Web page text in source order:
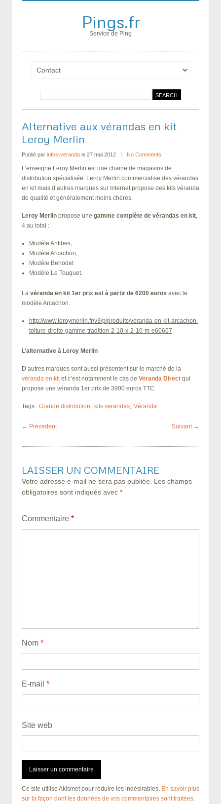
Pings.fr
Service de Ping
Alternative aux vérandas en kit
Leroy Merlin
Publié par infos-veranda le 27 mai 2012 No Comments
L’enseigne Leroy Merlin est une chaine de magasins de
distribution spécialisée. Leroy Merlin commercialise des vérandas
en kit mais d’autres marques sur Internet propose des kits véranda
de qualité et généralement moins chères.
Leroy Merlin propose une gamme complète de vérandas en kit,
4 au total :
Modèle Antibes,
Modèle Arcachon,
Modèle Benodet
Modèle Le Touquet.
La véranda en kit 1er prix est à partir de 6200 euros avec le
modèle Arcachon.
http://www.leroymerlin.fr/v3/p/produits/veranda-en-kit-arcachon-
toiture-droite-gamme-tradition-2-10-x-2-10-m-e60667
L’alternative à Leroy Merlin
D’autres marques sont aussi présentent sur le marché de la
véranda en kitet c’est notamment le cas de Veranda Direct qui
propose une véranda 1er prix de 3900 euros TTC.
Tags : Grande distribution kits verandas Véranda
Post
navigation
← Précedent Suivant →
LAISSER UN COMMENTAIRE
Votre adresse e-mail ne sera pas publiée.
Les champs
obligatoires sont indiqués avec *
Commentaire *
Nom *
E-mail *
Site web
Ce site utilise Akismet pour réduire les indésirables. En savoir plus
sur la façon dont les données de vos commentaires sont traitées.